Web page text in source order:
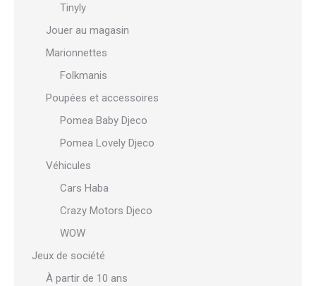
Tinyly
Jouer au magasin
Marionnettes
Folkmanis
Poupées et accessoires
Pomea Baby Djeco
Pomea Lovely Djeco
Véhicules
Cars Haba
Crazy Motors Djeco
WOW
Jeux de société
À partir de 10 ans